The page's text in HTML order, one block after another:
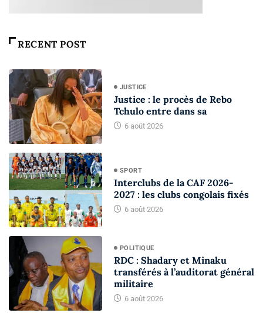
RECENT POST
JUSTICE
Justice : le procès de Rebo
Tchulo entre dans sa
6 août 2026
SPORT
Interclubs de la CAF 2026-
2027 : les clubs congolais fixés
6 août 2026
POLITIQUE
RDC : Shadary et Minaku
transférés à l’auditorat général
militaire
6 août 2026